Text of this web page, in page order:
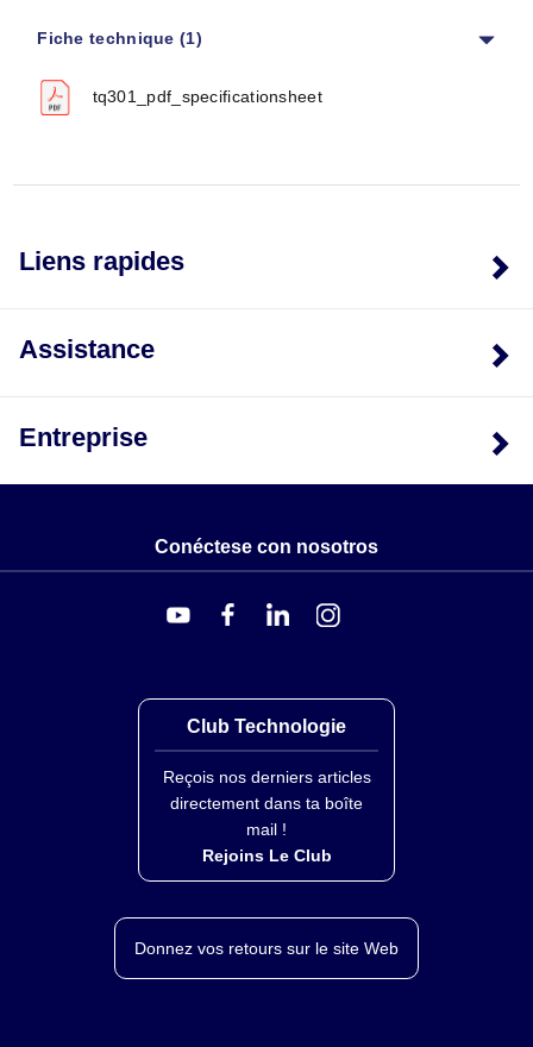
Fiche technique (1)
tq301_pdf_specificationsheet
Liens rapides
Assistance
Entreprise
Conéctese con nosotros
Club Technologie
Reçois nos derniers articles
directement dans ta boîte
mail !
Rejoins Le Club
Donnez vos retours sur le site Web